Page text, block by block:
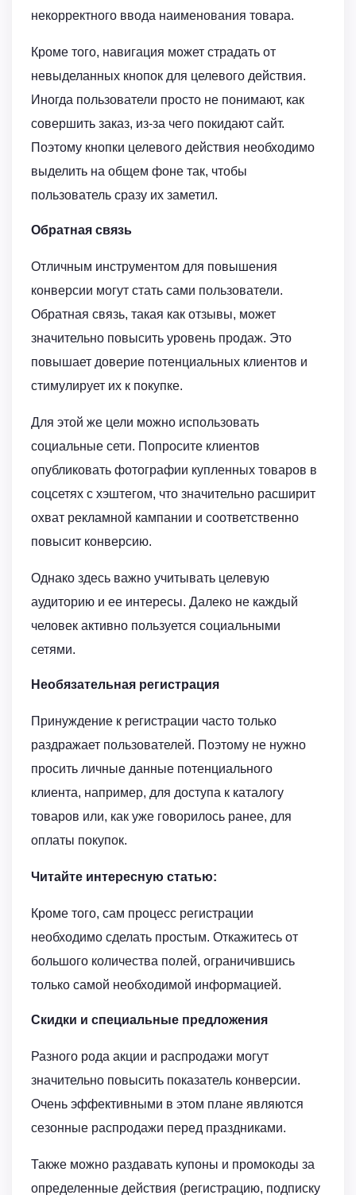
некорректного ввода наименования товара.
Кроме того, навигация может страдать от
невыделанных кнопок для целевого действия.
Иногда пользователи просто не понимают, как
совершить заказ, из-за чего покидают сайт.
Поэтому кнопки целевого действия необходимо
выделить на общем фоне так, чтобы
пользователь сразу их заметил.
Обратная связь
Отличным инструментом для повышения
конверсии могут стать сами пользователи.
Обратная связь, такая как отзывы, может
значительно повысить уровень продаж. Это
повышает доверие потенциальных клиентов и
стимулирует их к покупке.
Для этой же цели можно использовать
социальные сети. Попросите клиентов
опубликовать фотографии купленных товаров в
соцсетях с хэштегом, что значительно расширит
охват рекламной кампании и соответственно
повысит конверсию.
Однако здесь важно учитывать целевую
аудиторию и ее интересы. Далеко не каждый
человек активно пользуется социальными
сетями.
Необязательная регистрация
Принуждение к регистрации часто только
раздражает пользователей. Поэтому не нужно
просить личные данные потенциального
клиента, например, для доступа к каталогу
товаров или, как уже говорилось ранее, для
оплаты покупок.
Читайте интересную статью:
Кроме того, сам процесс регистрации
необходимо сделать простым. Откажитесь от
большого количества полей, ограничившись
только самой необходимой информацией.
Скидки и специальные предложения
Разного рода акции и распродажи могут
значительно повысить показатель конверсии.
Очень эффективными в этом плане являются
сезонные распродажи перед праздниками.
Также можно раздавать купоны и промокоды за
определенные действия (регистрацию, подписку